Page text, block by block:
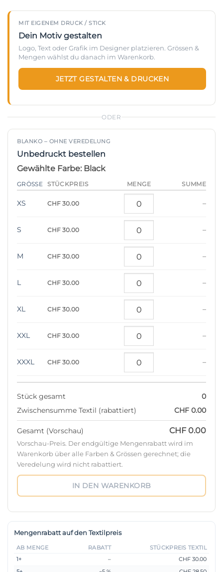
MIT EIGENEM DRUCK / STICK
Dein Motiv gestalten
Logo, Text oder Grafik im Designer platzieren. Grössen &
Mengen wählst du danach im Warenkorb.
JETZT GESTALTEN & DRUCKEN
ODER
BLANKO – OHNE VEREDELUNG
Unbedruckt bestellen
Gewählte Farbe: Black
GRÖSSE STÜCKPREIS MENGE SUMME
XS CHF 30.00 –
S CHF 30.00 –
M CHF 30.00 –
L CHF 30.00 –
XL CHF 30.00 –
XXL CHF 30.00 –
XXXL CHF 30.00 –
Stück gesamt
0
Zwischensumme Textil (rabattiert)
CHF 0.00
Gesamt (Vorschau) CHF 0.00
Vorschau-Preis. Der endgültige Mengenrabatt wird im
Warenkorb über alle Farben & Grössen gerechnet; die
Veredelung wird nicht rabattiert.
IN DEN WARENKORB
Mengenrabatt auf den Textilpreis
AB MENGE RABATT
STÜCKPREIS TEXTIL
1+
–
CHF 30.00